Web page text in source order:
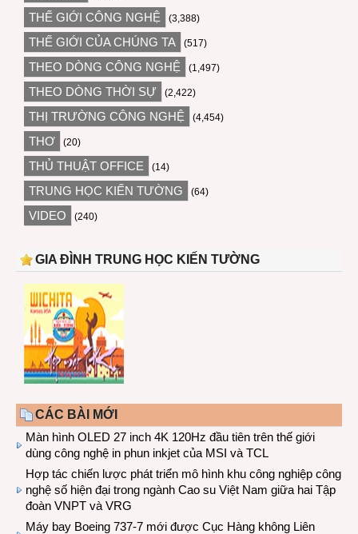
THẾ GIỚI CÔNG NGHỆ (3,388)
THẾ GIỚI CỦA CHÚNG TA (517)
THEO DÒNG CÔNG NGHỆ (1,497)
THEO DÒNG THỜI SỰ (2,422)
THỊ TRƯỜNG CÔNG NGHỆ (4,454)
THƠ (20)
THỦ THUẬT OFFICE (14)
TRUNG HỌC KIẾN TƯỜNG (64)
VIDEO (240)
GIA ĐÌNH TRUNG HỌC KIẾN TƯỜNG
CÁC BÀI MỚI
Màn hình OLED 27 inch 4K 120Hz đầu tiên trên thế giới
dùng công nghệ in phun inkjet của MSI và TCL
Hợp tác chiến lược phát triển mô hình khu công nghiệp công
nghệ số hiện đại trong ngành Cao su Việt Nam giữa hai Tập
đoàn VNPT và VRG
Máy bay Boeing 737-7 mới được Cục Hàng không Liên